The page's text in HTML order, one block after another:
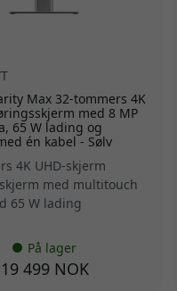
Max 32-tommers 4K
med 8 MP
65 W lading og
én kabel - Sølv
4K UHD-skjerm
med multitouch
65 W lading
På lager
19 499 NOK